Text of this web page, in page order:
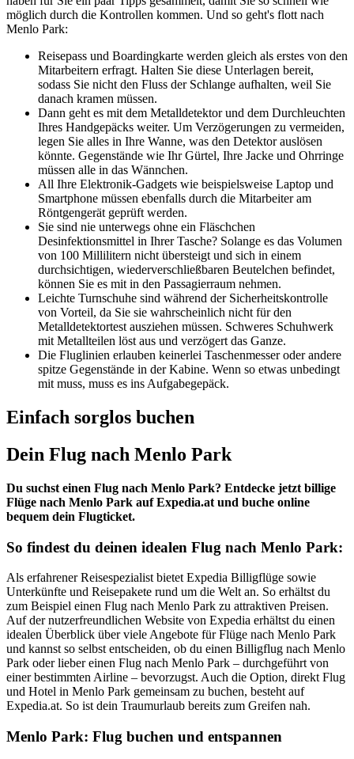
möglich durch die Kontrollen kommen. Und so geht's flott nach
Menlo Park:
Reisepass und Boardingkarte werden gleich als erstes von den
Mitarbeitern erfragt. Halten Sie diese Unterlagen bereit,
sodass Sie nicht den Fluss der Schlange aufhalten, weil Sie
danach kramen müssen.
Dann geht es mit dem Metalldetektor und dem Durchleuchten
Ihres Handgepäcks weiter. Um Verzögerungen zu vermeiden,
legen Sie alles in Ihre Wanne, was den Detektor auslösen
könnte. Gegenstände wie Ihr Gürtel, Ihre Jacke und Ohrringe
müssen alle in das Wännchen.
All Ihre Elektronik-Gadgets wie beispielsweise Laptop und
Smartphone müssen ebenfalls durch die Mitarbeiter am
Röntgengerät geprüft werden.
Sie sind nie unterwegs ohne ein Fläschchen
Desinfektionsmittel in Ihrer Tasche? Solange es das Volumen
von 100 Millilitern nicht übersteigt und sich in einem
durchsichtigen, wiederverschließbaren Beutelchen befindet,
können Sie es mit in den Passagierraum nehmen.
Leichte Turnschuhe sind während der Sicherheitskontrolle
von Vorteil, da Sie sie wahrscheinlich nicht für den
Metalldetektortest ausziehen müssen. Schweres Schuhwerk
mit Metallteilen löst aus und verzögert das Ganze.
Die Fluglinien erlauben keinerlei Taschenmesser oder andere
spitze Gegenstände in der Kabine. Wenn so etwas unbedingt
mit muss, muss es ins Aufgabegepäck.
Einfach sorglos buchen
Dein Flug nach Menlo Park
Du suchst einen Flug nach Menlo Park? Entdecke jetzt billige
Flüge nach Menlo Park auf Expedia.at und buche online
bequem dein Flugticket.
So findest du deinen idealen Flug nach Menlo Park:
Als erfahrener Reisespezialist bietet Expedia Billigflüge sowie
Unterkünfte und Reisepakete rund um die Welt an. So erhältst du
zum Beispiel einen Flug nach Menlo Park zu attraktiven Preisen.
Auf der nutzerfreundlichen Website von Expedia erhältst du einen
idealen Überblick über viele Angebote für Flüge nach Menlo Park
und kannst so selbst entscheiden, ob du einen Billigflug nach Menlo
Park oder lieber einen Flug nach Menlo Park – durchgeführt von
einer bestimmten Airline – bevorzugst. Auch die Option, direkt Flug
und Hotel in Menlo Park gemeinsam zu buchen, besteht auf
Expedia.at. So ist dein Traumurlaub bereits zum Greifen nah.
Menlo Park: Flug buchen und entspannen